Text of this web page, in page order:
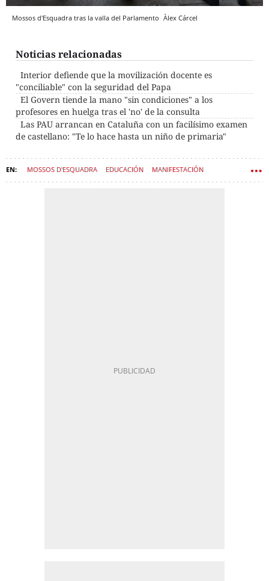
Mossos d'Esquadra tras la valla del Parlamento Àlex Cárcel
Noticias relacionadas
Interior defiende que la movilización docente es
"conciliable" con la seguridad del Papa
El Govern tiende la mano "sin condiciones" a los
profesores en huelga tras el 'no' de la consulta
Las PAU arrancan en Cataluña con un facilísimo examen
de castellano: "Te lo hace hasta un niño de primaria"
MOSSOS D'ESQUADRA EDUCACIÓN MANIFESTACIÓN